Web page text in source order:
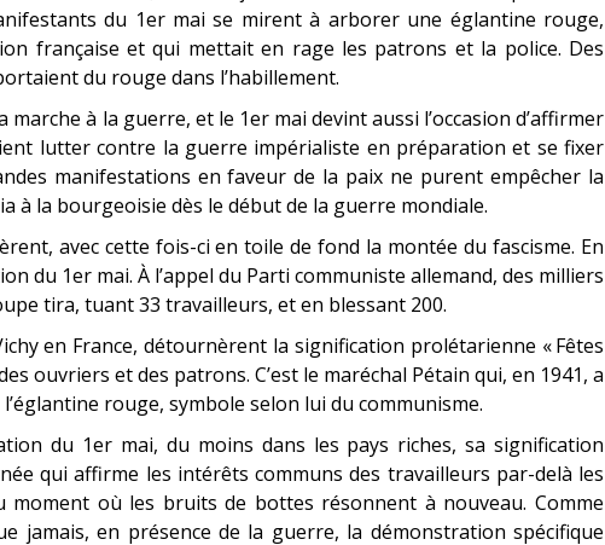
du 1er mai se mirent à arborer une églantine rouge,
française et qui mettait en rage les patrons et la police. Des
du rouge dans l’habillement.
à la guerre, et le 1er mai devint aussi l’occasion d’affirmer
lutter contre la guerre impérialiste en préparation et se fixer
manifestations en faveur de la paix ne purent empêcher la
à la bourgeoisie dès le début de la guerre mondiale.
avec cette fois-ci en toile de fond la montée du fascisme. En
du 1er mai. À l’appel du Parti communiste allemand, des milliers
tira, tuant 33 travailleurs, et en blessant 200.
en France, détournèrent la signification prolétarienne « Fêtes
ouvriers et des patrons. C’est le maréchal Pétain qui, en 1941, a
rouge, symbole selon lui du communisme.
du 1er mai, du moins dans les pays riches, sa signification
qui affirme les intérêts communs des travailleurs par-delà les
moment où les bruits de bottes résonnent à nouveau. Comme
jamais, en présence de la guerre, la démonstration spécifique